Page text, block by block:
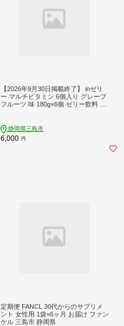
【2026年9月30日掲載終了】 inゼリ
ー マルチビタミン 6個入り グレープ
フルーツ 味 180g×6個 ゼリー飲料 ま
備蓄 災害備蓄 ローリングストック
スポーツ 間食 小腹満たし 非常食 朝
食 持ち運び 三島市 静岡県
静岡県三島市
6,000 円
定期便 FANCL 30代からのサプリメ
ント 女性用 1袋×6ヶ月 お届け ファン
ケル 三島市 静岡県